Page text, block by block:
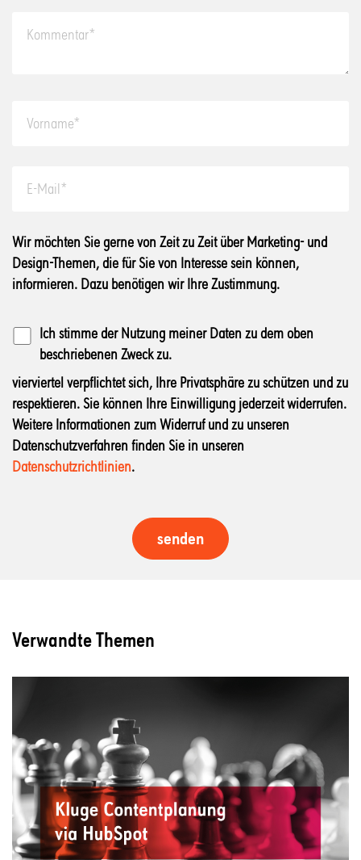
Wir möchten Sie gerne von Zeit zu Zeit über Marketing- und
Design-Themen, die für Sie von Interesse sein können,
informieren. Dazu benötigen wir Ihre Zustimmung.
Ich stimme der Nutzung meiner Daten zu dem oben
beschriebenen Zweck zu.
vierviertel verpflichtet sich, Ihre Privatsphäre zu schützen und zu
respektieren. Sie können Ihre Einwilligung jederzeit widerrufen.
Weitere Informationen zum Widerruf und zu unseren
Datenschutzverfahren finden Sie in unseren
Datenschutzrichtlinien.
Verwandte Themen